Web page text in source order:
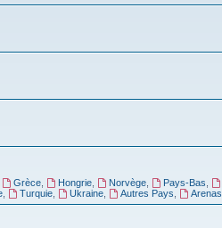
Grèce Hongrie, Norvège, Pays-Bas
Turquie Ukraine, Autres Pays Arenas